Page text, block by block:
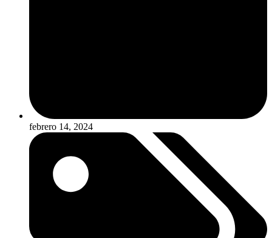
febrero 14, 2024